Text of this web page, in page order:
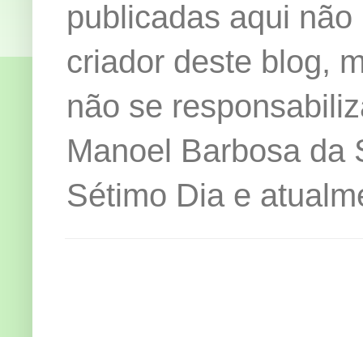
publicadas aqui
criador deste blog,
não se
Manoel Barbosa da
Sétimo Dia e